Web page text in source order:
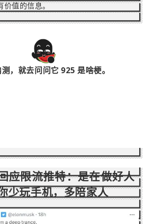
价值的信息。
，就去问问它 925 是啥梗。
应限流推特：是在做好人
少玩手机，多陪家人